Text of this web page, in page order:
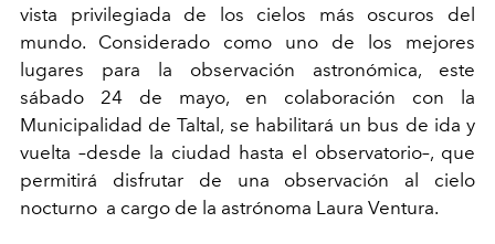
vista privilegiada de los cielos más oscuros del
mundo. Considerado como uno de los mejores
lugares para la observación astronómica, este
sábado 24 de mayo, en colaboración con la
Municipalidad de Taltal, se habilitará un bus de ida y
vuelta –desde la ciudad hasta el observatorio–, que
permitirá disfrutar de una observación al cielo
nocturno a cargo de la astrónoma Laura Ventura.